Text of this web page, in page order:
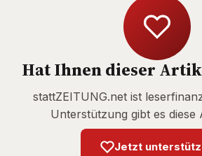
Hat Ihnen dieser
stattZEITUNG.net ist
Unterstützung gibt es diese
Jetzt